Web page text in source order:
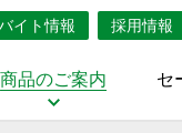
イト情報 採用情報
商品のご案内 セ